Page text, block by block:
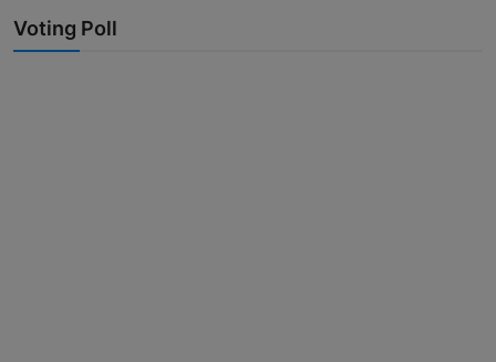
Voting Poll